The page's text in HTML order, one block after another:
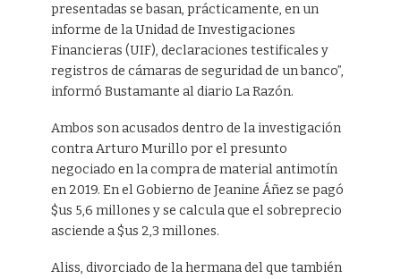
presentadas se basan, prácticamente, en un
informe de la Unidad de Investigaciones
Financieras (UIF), declaraciones testificales y
registros de cámaras de seguridad de un banco”,
informó Bustamante al diario La Razón.
Ambos son acusados dentro de la investigación
contra Arturo Murillo por el presunto
negociado en la compra de material antimotín
en 2019. En el Gobierno de Jeanine Áñez se pagó
$us 5,6 millones y se calcula que el sobreprecio
asciende a $us 2,3 millones.
Aliss, divorciado de la hermana del que también